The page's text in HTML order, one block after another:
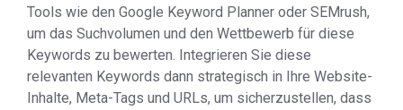
Tools wie den Google Keyword Planner oder SEMrush,
um das Suchvolumen und den Wettbewerb für diese
Keywords zu bewerten. Integrieren Sie diese
relevanten Keywords dann strategisch in Ihre Website-
Inhalte, Meta-Tags und URLs, um sicherzustellen, dass